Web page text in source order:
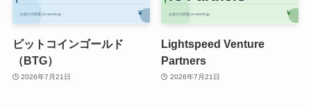
ビットコインゴールド
（BTG）
2026年7月21日
Lightspeed Venture
Partners
2026年7月21日